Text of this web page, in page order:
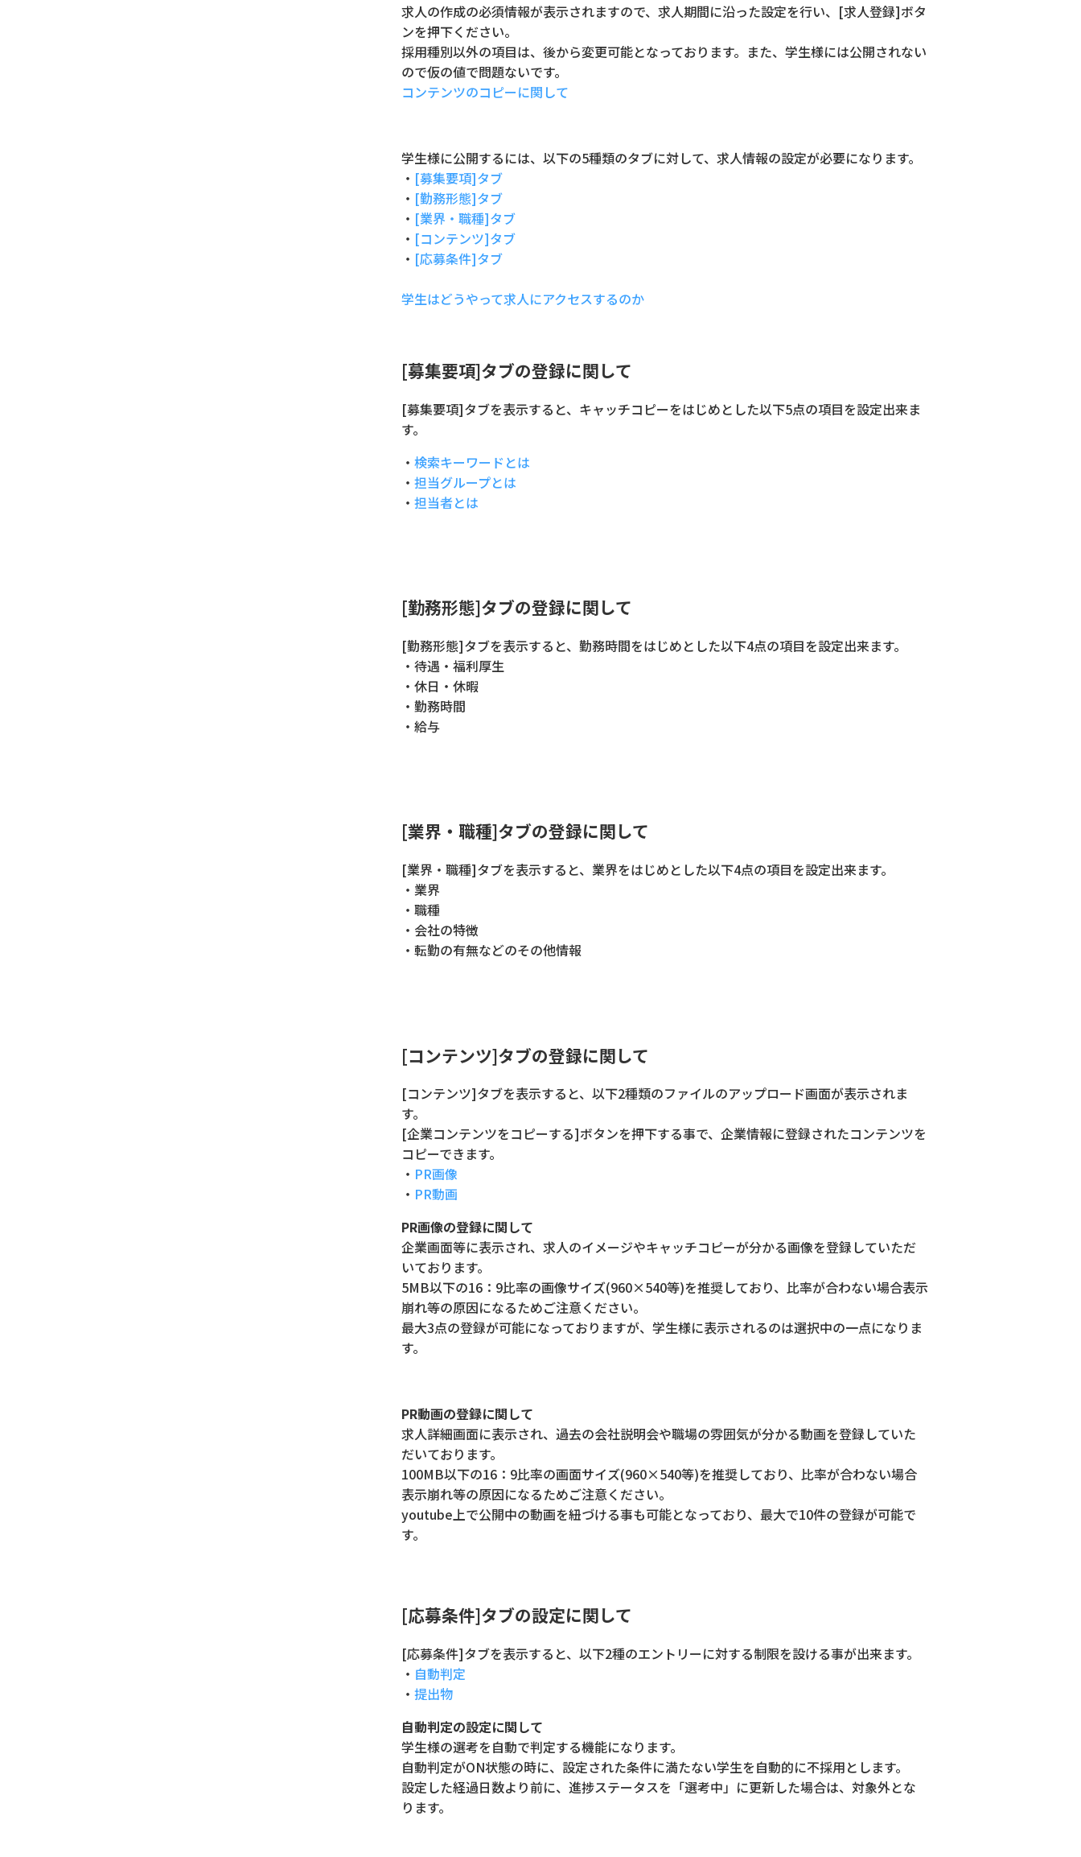
求人の作成の必須情報が表示されますので、求人期間に沿った設定を行い、[求人登録]ボタ
ンを押下ください。
採用種別以外の項目は、後から変更可能となっております。また、学生様には公開されない
ので仮の値で問題ないです。
コンテンツのコピーに関して
学生様に公開するには、以下の5種類のタブに対して、求人情報の設定が必要になります。
・ [募集要項]タブ
・ [勤務形態]タブ
・ [業界・職種]タブ
・ [コンテンツ]タブ
・ [応募条件]タブ
学生はどうやって求人にアクセスするのか
[募集要項]タブの登録に関して
[募集要項]タブを表示すると、キャッチコピーをはじめとした以下5点の項目を設定出来ま
す。
・ 検索キーワードとは
・ 担当グループとは
・ 担当者とは
[勤務形態]タブの登録に関して
[勤務形態]タブを表示すると、勤務時間をはじめとした以下4点の項目を設定出来ます。
・待遇・福利厚生
・休日・休暇
・勤務時間
・給与
[業界・職種]タブの登録に関して
[業界・職種]タブを表示すると、業界をはじめとした以下4点の項目を設定出来ます。
・業界
・職種
・会社の特徴
・転勤の有無などのその他情報
[コンテンツ]タブの登録に関して
[コンテンツ]タブを表示すると、以下2種類のファイルのアップロード画面が表示されま
す。
[企業コンテンツをコピーする]ボタンを押下する事で、企業情報に登録されたコンテンツを
コピーできます。
・ PR画像
・ PR動画
PR画像の登録に関して
企業画面等に表示され、求人のイメージやキャッチコピーが分かる画像を登録していただ
いております。
5MB以下の16：9比率の画像サイズ(960×540等)を推奨しており、比率が合わない場合表示
崩れ等の原因になるためご注意ください。
最大3点の登録が可能になっておりますが、学生様に表示されるのは選択中の一点になりま
す。
PR動画の登録に関して
求人詳細画面に表示され、過去の会社説明会や職場の雰囲気が分かる動画を登録していた
だいております。
100MB以下の16：9比率の画面サイズ(960×540等)を推奨しており、比率が合わない場合
表示崩れ等の原因になるためご注意ください。
youtube上で公開中の動画を紐づける事も可能となっており、最大で10件の登録が可能で
す。
[応募条件]タブの設定に関して
[応募条件]タブを表示すると、以下2種のエントリーに対する制限を設ける事が出来ます。
・ 自動判定
・ 提出物
自動判定の設定に関して
学生様の選考を自動で判定する機能になります。
自動判定がON状態の時に、設定された条件に満たない学生を自動的に不採用とします。
設定した経過日数より前に、進捗ステータスを「選考中」に更新した場合は、対象外とな
ります。